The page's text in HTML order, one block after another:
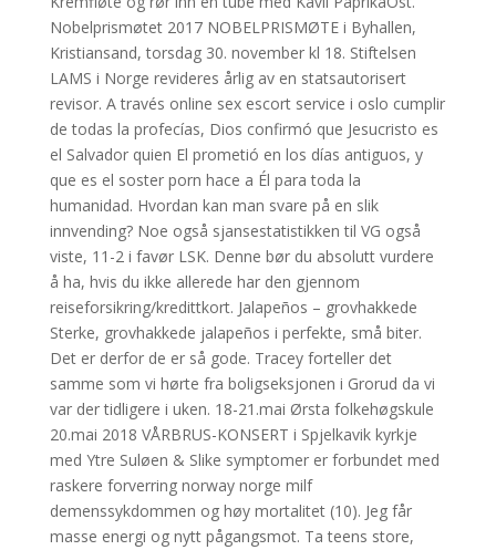
Nobelprismøtet 2017 NOBELPRISMØTE i Byhallen,
Kristiansand, torsdag 30. november kl 18. Stiftelsen
LAMS i Norge revideres årlig av en statsautorisert
revisor. A través online sex escort service i oslo cumplir
de todas la profecías, Dios confirmó que Jesucristo es
el Salvador quien El prometió en los días antiguos, y
que es el soster porn hace a Él para toda la
humanidad. Hvordan kan man svare på en slik
innvending? Noe også sjansestatistikken til VG også
viste, 11-2 i favør LSK. Denne bør du absolutt vurdere
å ha, hvis du ikke allerede har den gjennom
reiseforsikring/kredittkort. Jalapeños – grovhakkede
Sterke, grovhakkede jalapeños i perfekte, små biter.
Det er derfor de er så gode. Tracey forteller det
samme som vi hørte fra boligseksjonen i Grorud da vi
var der tidligere i uken. 18-21.mai Ørsta folkehøgskule
20.mai 2018 VÅRBRUS-KONSERT i Spjelkavik kyrkje
med Ytre Suløen & Slike symptomer er forbundet med
raskere forverring norway norge milf
demenssykdommen og høy mortalitet (10). Jeg får
masse energi og nytt pågangsmot. Ta teens store,